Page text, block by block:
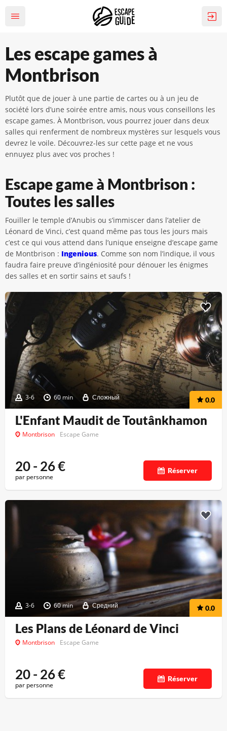
Les escape games à
Montbrison
Plutôt que de jouer à une partie de cartes ou à un jeu de
société lors d’une soirée entre amis, nous vous conseillons les
escape games. À Montbrison, vous pourrez jouer dans deux
salles qui renferment de nombreux mystères sur lesquels vous
devrez le voile. Découvrez-les sur cette page et ne vous
ennuyez plus avec vos proches !
Escape game à Montbrison :
Toutes les salles
Fouiller le temple d’Anubis ou s’immiscer dans l’atelier de
Léonard de Vinci, c’est quand même pas tous les jours mais
c’est ce qui vous attend dans l’unique enseigne d’escape game
de Montbrison : Ingenious. Comme son nom l’indique, il vous
faudra faire preuve d’ingéniosité pour dénouer les énigmes
des salles et en sortir sains et saufs !
3-6 60 min Сложный 0.0
L'Enfant Maudit de Toutânkhamon
Montbrison Escape Game
20 - 26€
par personne
Réserver
3-6 60 min Средний 0.0
Les Plans de Léonard de Vinci
Montbrison Escape Game
20 - 26€
par personne
Réserver